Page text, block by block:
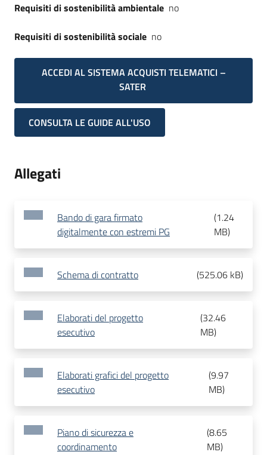
Requisiti di sostenibilità ambientale no
Requisiti di sostenibilità sociale no
ACCEDI AL SISTEMA ACQUISTI TELEMATICI –
SATER
CONSULTA LE GUIDE ALL'USO
Allegati
Bando di gara firmato
digitalmente con estremi PG
(1.24
MB)
Schema di contratto (525.06 kB)
Elaborati del progetto
esecutivo
(32.46
MB)
Elaborati grafici del progetto
esecutivo
(9.97
MB)
Piano di sicurezza e
coordinamento
(8.65
MB)